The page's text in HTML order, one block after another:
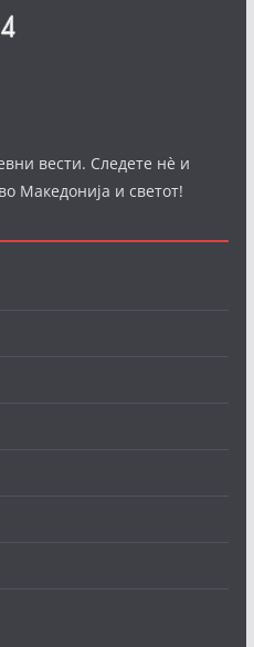
вести. Следете нè и
Македонија и светот!